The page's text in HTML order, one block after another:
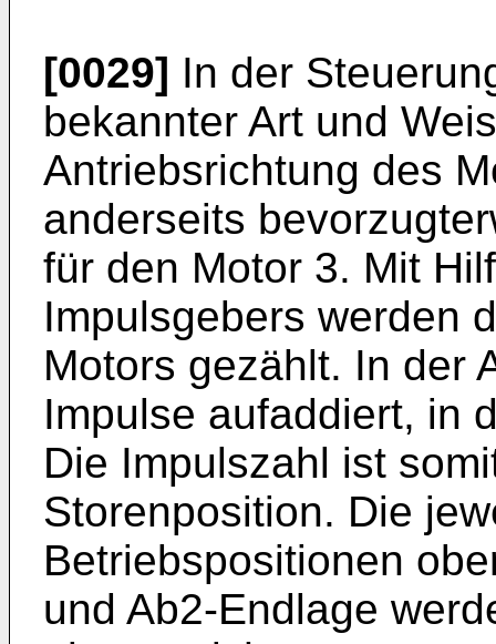
[0029] In der
bekannter Art und
Antriebsrichtung des
anderseits
für den Motor 3. Mit
Impulsgebers werden
Motors gezählt. In der
Impulse aufaddiert, in
Die Impulszahl ist
Storenposition. Die
Betriebspositionen
und Ab2-Endlage